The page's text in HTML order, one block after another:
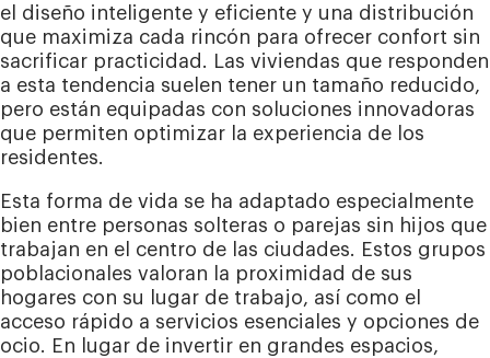
el diseño inteligente y eficiente y una distribución
que maximiza cada rincón para ofrecer confort sin
sacrificar practicidad. Las viviendas que responden
a esta tendencia suelen tener un tamaño reducido,
pero están equipadas con soluciones innovadoras
que permiten optimizar la experiencia de los
residentes.
Esta forma de vida se ha adaptado especialmente
bien entre personas solteras o parejas sin hijos que
trabajan en el centro de las ciudades. Estos grupos
poblacionales valoran la proximidad de sus
hogares con su lugar de trabajo, así como el
acceso rápido a servicios esenciales y opciones de
ocio. En lugar de invertir en grandes espacios,